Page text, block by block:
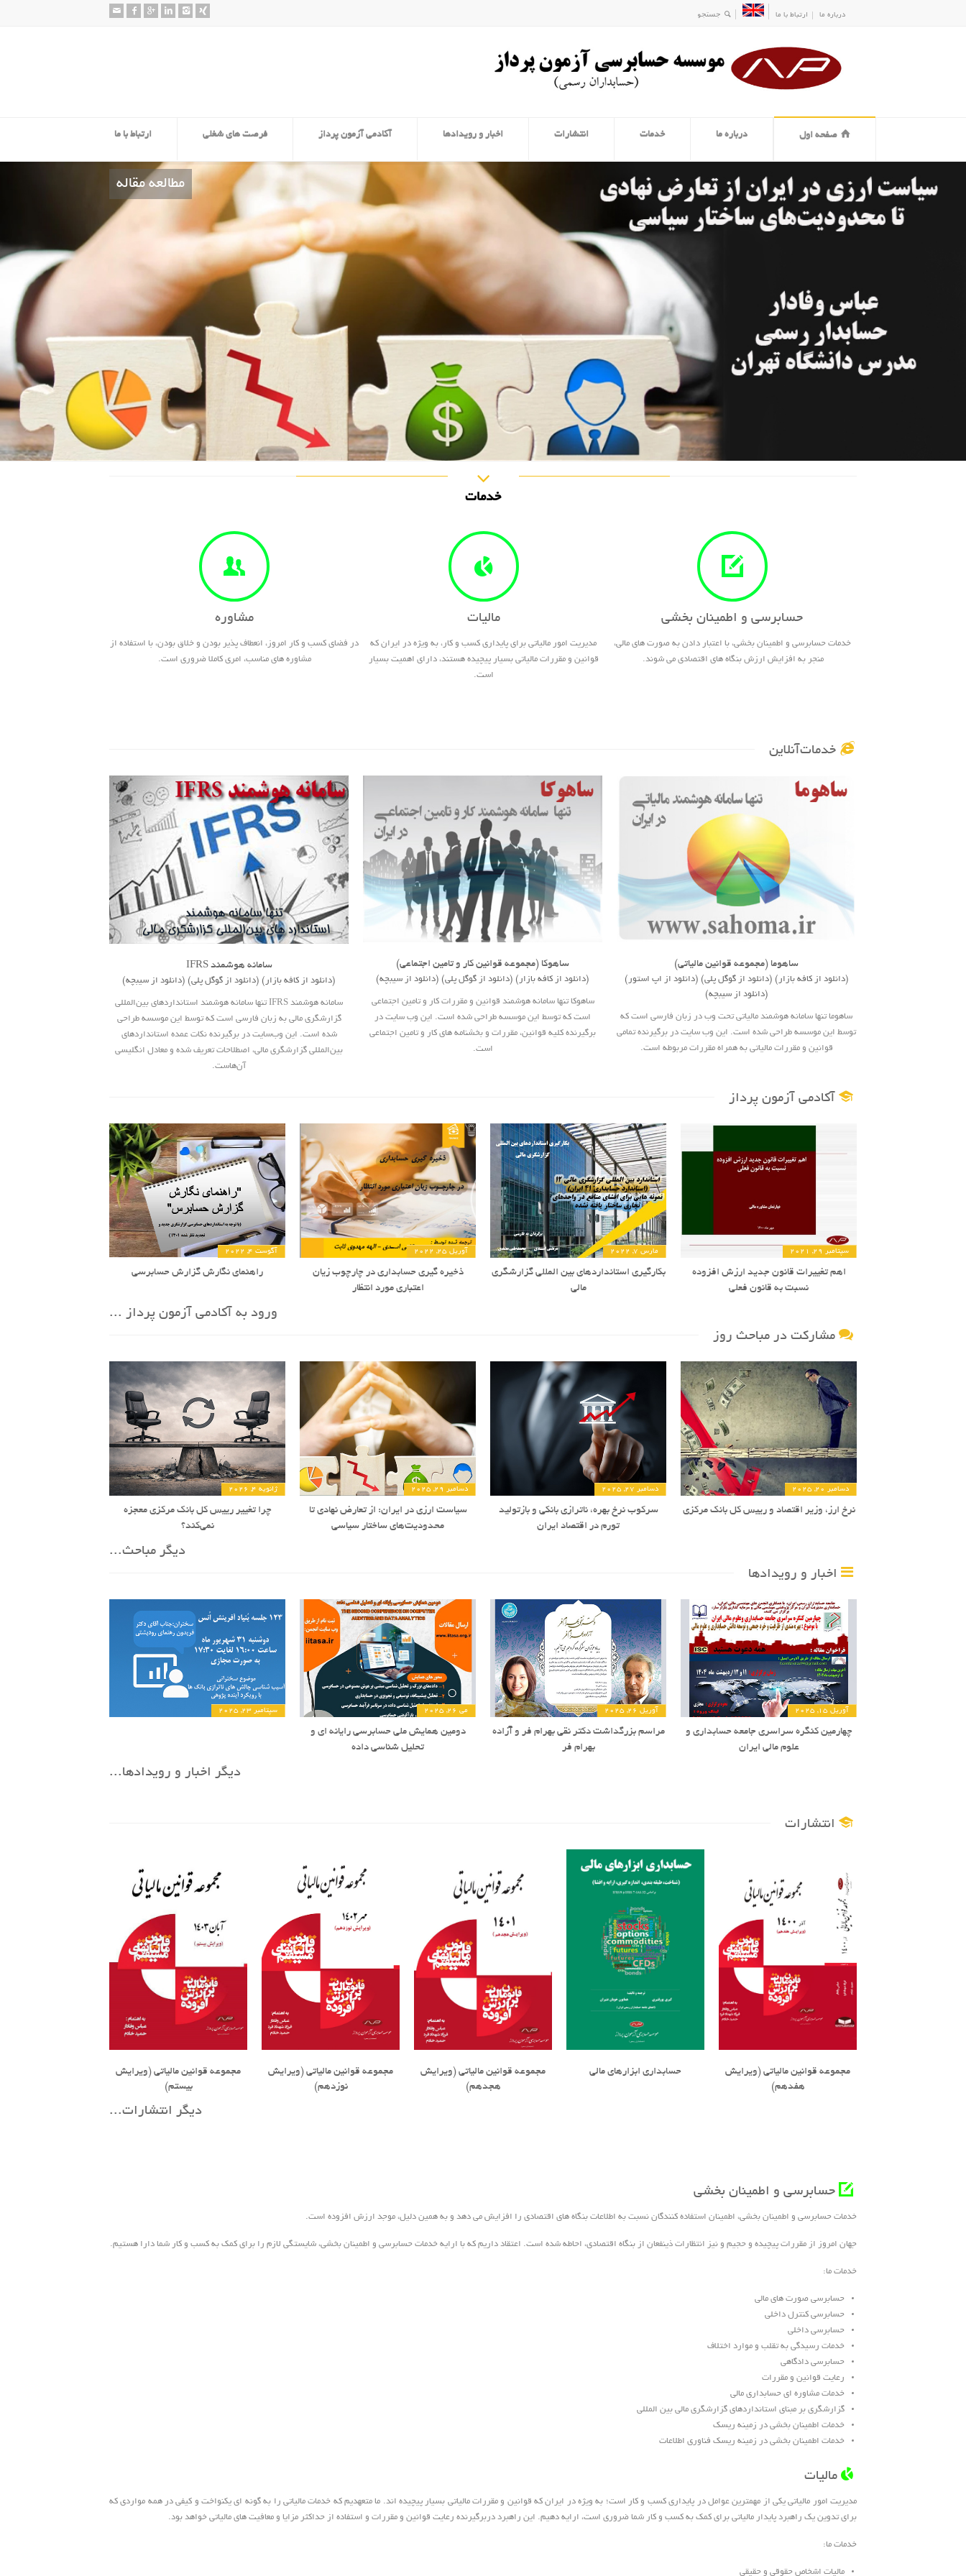
درباره ما ارتباط با ما
صفحه اول درباره ما خدمات انتشارات اخبار و رویدادها آکادمی آزمون پرداز فرصت های شغلی ارتباط با ما
مطالعه مقاله
خدمات
حسابرسی و اطمینان بخشی
خدمات حسابرسی و اطمینان بخشی، با اعتبار دادن به صورت های مالی،
منجر به افزایش ارزش بنگاه های اقتصادی می شوند.
مالیات
مدیریت امور مالیاتی برای پایداری کسب و کار، به ویژه در ایران که
قوانین و مقررات مالیاتی بسیار پیچیده هستند، دارای اهمیت بسیار
است.
مشاوره
در فضای کسب و کار امروز، انعطاف پذیر بودن و خلاق بودن، با استفاده از
مشاوره های مناسب، امری کاملا ضروری است.
خدمات‌آنلاین
سامانه هوشمند IFRS
(دانلود از کافه بازار) (دانلود از گوگل پلی) (دانلود از سیبچه)
سامانه هوشمند IFRS تنها سامانه هوشمند استاندارد‌های بین‌المللی
گزارشگری مالی به زبان فارسی است که توسط این موسسه طراحی
شده است. این وب‌سایت در برگیرنده نکات عمده استاندارد‌های
بین‌المللی گزارشگری مالی، اصطلاحات تعریف شده و معادل انگلیسی
آن‌هاست.
ساهوکا (مجموعه قوانین کار و تامین اجتماعی)
(دانلود از کافه بازار) (دانلود از گوگل پلی) (دانلود از سیبچه)
ساهوکا تنها سامانه هوشمند قوانین و مقررات کار و تامین اجتماعی
است که توسط این موسسه طراحی شده است. این وب سایت در
برگیرنده کلیه قوانین، مقررات و بخشنامه های کار و تامین اجتماعی
است.
ساهوما (مجموعه قوانین مالیاتی)
(دانلود از کافه بازار) (دانلود از گوگل پلی) (دانلود از اپ استور)
(دانلود از سیبچه)
ساهوما تنها سامانه هوشمند مالیاتی تحت وب در زبان فارسی است که
توسط این موسسه طراحی شده است. این وب سایت در برگیرنده تمامی
قوانین و مقررات مالیاتی به همراه مقررات مربوطه است.
آکادمی آزمون پرداز
آگوست 4, 2022
راهنمای نگارش گزارش حسابرسی
آوریل 25, 2022
ذخیره گیری حسابداری در چارچوب زیان
اعتباری مورد انتظار
مارس 7, 2022
بکارگیری استانداردهای بین المللی گزارشگری
مالی
سپتامبر 29, 2021
اهم تغییرات قانون جدید ارزش افزوده
نسبت به قانون فعلی
ورود به آکادمی آزمون پرداز ...
مشارکت در مباحث روز
ژانویه 4, 2026
چرا تغییر رییس کل بانک مرکزی معجزه
نمی‌کند؟
دسامبر 29, 2025
سیاست ارزی در ایران: از تعارض نهادی تا
محدودیت‌های ساختار سیاسی
دسامبر 27, 2025
سرکوب نرخ بهره، ناترازی بانکی و بازتولید
تورم در اقتصاد ایران
دسامبر 20, 2025
نرخ ارز، وزیر اقتصاد و رییس کل بانک مرکزی
دیگر مباحث...
اخبار و رویدادها
سپتامبر 23, 2025 می 26, 2025
دومین همایش ملی حسابرسی رایانه ای و
تحلیل شناسی داده
آوریل 26, 2025
مراسم بزرگداشت دکتر نقی بهرام فر و آزاده
بهرام فر
آوریل 15, 2025
چهارمین کنگره سراسری جامعه حسابداری و
علوم مالی ایران
دیگر اخبار و رویدادها...
انتشارات
مجموعه قوانین مالیاتی (ویرایش
بیستم)
مجموعه قوانین مالیاتی (ویرایش
نوزدهم)
مجموعه قوانین مالیاتی (ویرایش
هجدهم)
حسابداری ابزارهای مالی
مجموعه قوانین مالیاتی (ویرایش
هفدهم)
دیگر انتشارات...
حسابرسی و اطمینان بخشی
خدمات حسابرسی و اطمینان بخشی، اطمینان استفاده کنندگان نسبت به اطلاعات بنگاه های اقتصادی را افزایش می دهد و به همین دلیل، موجد ارزش افزوده است.
جهان امروز از مقررات پیچیده و حجیم و نیز انتظارات ذینفعان از بنگاه اقتصادی، احاطه شده است. اعتقاد داریم که با ارایه خدمات حسابرسی و اطمینان بخشی، شایستگی لازم را برای کمک به کسب و کار شما دارا هستیم.
خدمات ما:
حسابرسی صورت های مالی
حسابرسی کنترل داخلی
حسابرسی داخلی
خدمات رسیدگی به تقلب و موارد اختلاف
حسابرسی دادگاهی
رعایت قوانین و مقررات
خدمات مشاوره ای حسابداری مالی
گزارشگری بر مبنای استانداردهای گزارشگری مالی بین المللی
خدمات اطمینان بخشی در زمینه ریسک
خدمات اطمینان بخشی در زمینه ریسک فناوری اطلاعات
مالیات
مدیریت امور مالیاتی یکی از مهمترین عوامل در پایداری کسب و کار است؛ به ویژه در ایران که قوانین و مقررات مالیاتی بسیار پیچیده اند. ما متعهدیم که خدمات مالیاتی را به گونه ای یکنواخت و کیفی در همه مواردی که
برای تدوین یک راهبرد پایدار مالیاتی برای کمک به کسب و کار شما ضروری است، ارایه دهیم. این راهبرد دربرگیرنده رعایت قوانین و مقررات و استفاده از حداکثر مزایا و معافیت های مالیاتی خواهد بود.
خدمات ما:
مالیات اشخاص حقوقی و حقیقی